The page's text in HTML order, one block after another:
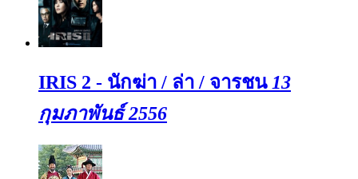
IRIS 2 - นักฆ่า / ล่า / จารชน 13
กุมภาพันธ์ 2556